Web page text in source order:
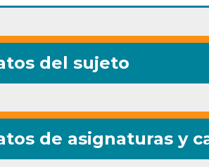
del sujeto
de asignaturas y